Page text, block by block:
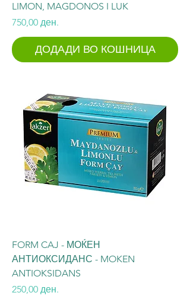
LIMON, MAGDONOS I LUK
Price
750,00 ден.
ДОДАДИ ВО КОШНИЦА
FORM CAJ - МОЌЕН
АНТИОКСИДАНС - MOKEN
ANTIOKSIDANS
Price
250,00 ден.